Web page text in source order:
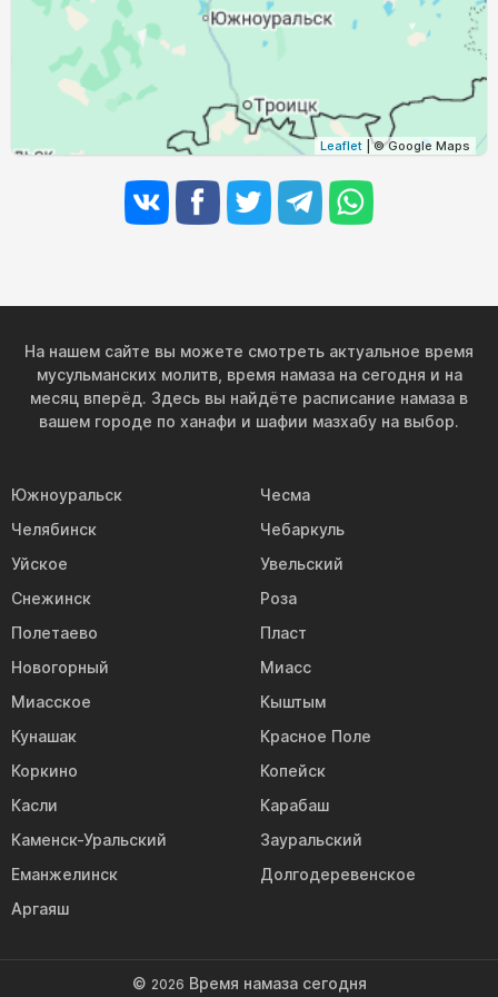
03:56 05:58 12:54 16:39 21:41
Leaflet | © Google Maps
На нашем сайте вы можете смотреть актуальное время
мусульманских молитв, время намаза на сегодня и на
месяц вперёд. Здесь вы найдёте расписание намаза в
вашем городе по ханафи и шафии мазхабу на выбор.
Южноуральск
Чесма
Челябинск
Чебаркуль
Уйское
Увельский
Снежинск
Роза
Полетаево
Пласт
Новогорный
Миасс
Миасское
Кыштым
Кунашак
Красное Поле
Коркино
Копейск
Касли
Карабаш
Каменск-Уральский
Зауральский
Еманжелинск
Долгодеревенское
Аргаяш
© 2026 Время намаза сегодня